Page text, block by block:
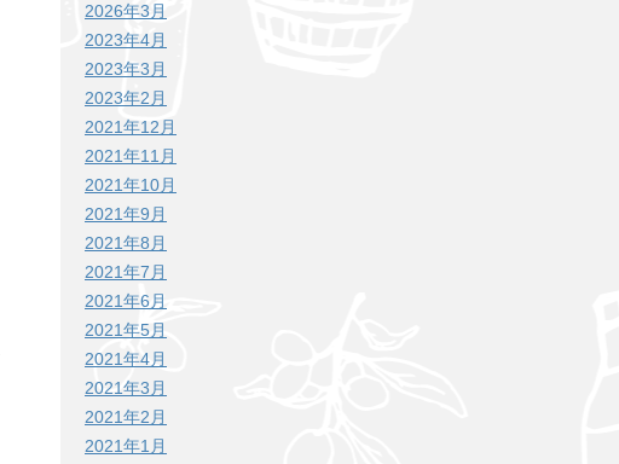
2026年3月
2023年4月
2023年3月
2023年2月
2021年12月
2021年11月
2021年10月
2021年9月
2021年8月
2021年7月
2021年6月
2021年5月
2021年4月
2021年3月
2021年2月
2021年1月